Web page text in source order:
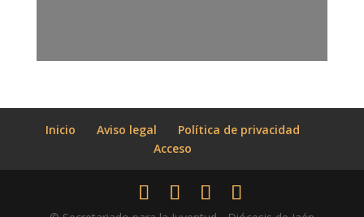
Inicio Aviso legal
Política de privacidad
Acceso